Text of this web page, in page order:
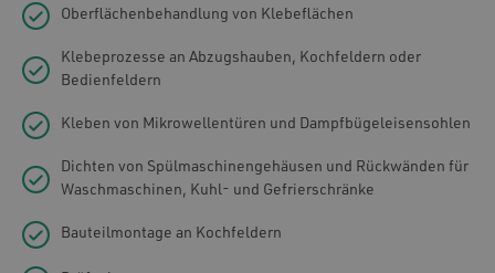
Oberflächenbehandlung von Klebeflächen
Klebeprozesse an Abzugshauben, Kochfeldern oder
Bedienfeldern
Kleben von Mikrowellentüren und Dampfbügeleisensohlen
Dichten von Spülmaschinengehäusen und Rückwänden für
Waschmaschinen, Kuhl- und Gefrierschränke
Bauteilmontage an Kochfeldern